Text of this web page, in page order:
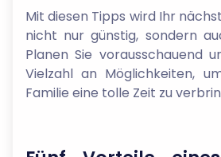
Mit diesen Tipps wird Ihr
nicht nur günstig, sondern
Planen Sie vorausschauend
Vielzahl an Möglichkeiten,
Familie eine tolle Zeit zu